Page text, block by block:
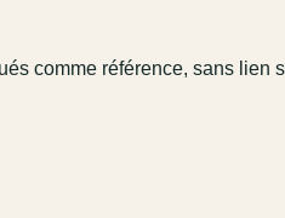
comme référence, sans lien